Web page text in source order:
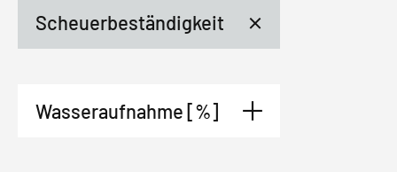
Scheuerbeständigkeit
Wasseraufnahme [%]